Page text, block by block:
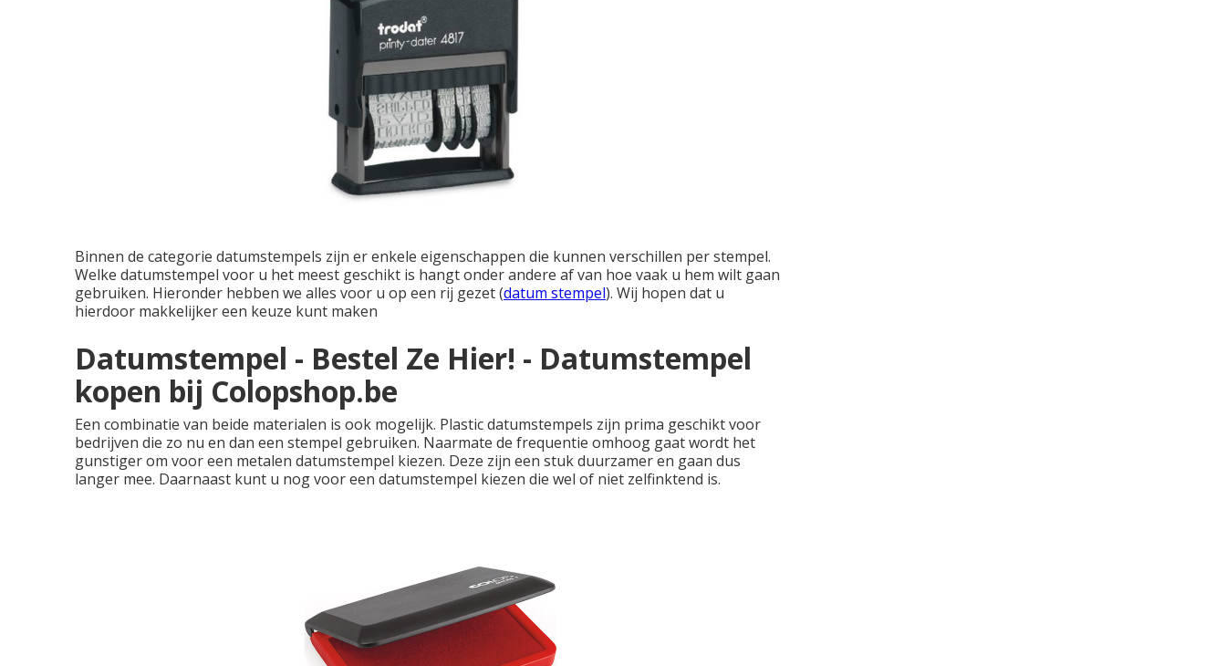
Binnen de categorie datumstempels zijn er enkele eigenschappen die kunnen verschillen per stempel.
Welke datumstempel voor u het meest geschikt is hangt onder andere af van hoe vaak u hem wilt gaan
gebruiken. Hieronder hebben we alles voor u op een rij gezet (datum stempel). Wij hopen dat u
hierdoor makkelijker een keuze kunt maken
Datumstempel - Bestel Ze Hier! - Datumstempel
kopen bij Colopshop.be
Een combinatie van beide materialen is ook mogelijk. Plastic datumstempels zijn prima geschikt voor
bedrijven die zo nu en dan een stempel gebruiken. Naarmate de frequentie omhoog gaat wordt het
gunstiger om voor een metalen datumstempel kiezen. Deze zijn een stuk duurzamer en gaan dus
langer mee. Daarnaast kunt u nog voor een datumstempel kiezen die wel of niet zelfinktend is.